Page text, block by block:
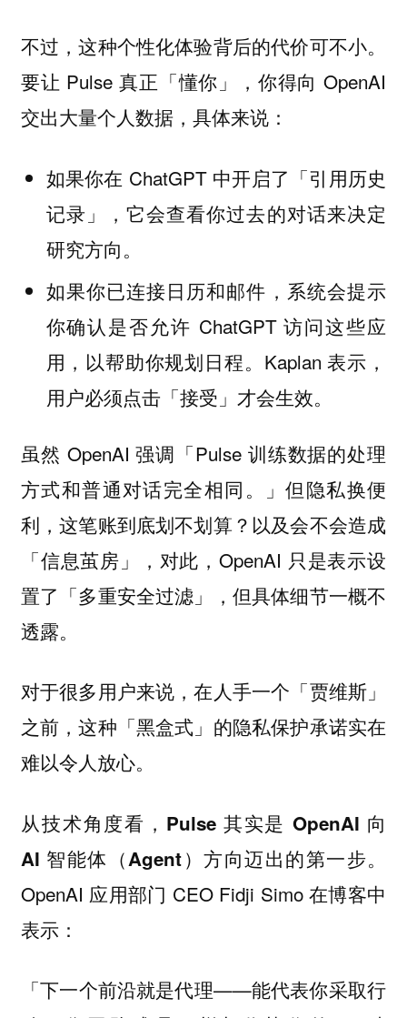
不过，这种个性化体验背后的代价可不小。
要让 Pulse 真正「懂你」，你得向 OpenAI
交出大量个人数据，具体来说：
如果你在 ChatGPT 中开启了「引用历史
记录」，它会查看你过去的对话来决定
研究方向。
如果你已连接日历和邮件，系统会提示
你确认是否允许 ChatGPT 访问这些应
用，以帮助你规划日程。Kaplan 表示，
用户必须点击「接受」才会生效。
虽然 OpenAI 强调「Pulse 训练数据的处理
方式和普通对话完全相同。」但隐私换便
利，这笔账到底划不划算？以及会不会造成
「信息茧房」，对此，OpenAI 只是表示设
置了「多重安全过滤」，但具体细节一概不
透露。
对于很多用户来说，在人手一个「贾维斯」
之前，这种「黑盒式」的隐私保护承诺实在
难以令人放心。
从技术角度看， Pulse 其实是 OpenAI 向
AI 智能体（Agent）方向迈出的第一步。
OpenAI 应用部门 CEO Fidji Simo 在博客中
表示：
「下一个前沿就是代理——能代表你采取行